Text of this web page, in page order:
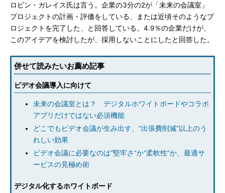
ロビン・ガレイス氏は言う。企業の3分の2が「未来の会議室」
プロジェクトの計画・評価をしている、または近頃そのようなプ
ロジェクトを完了した、と回答している。4.9％の企業だけが、
このアイデアを検討したが、採用しないことにしたと回答した。
併せて読みたいお薦め記事
ビデオ会議導入に向けて
未来の会議室とは？ デジタルホワイトボードやコラボ
アプリだけではない必須機能
どこでもビデオ会議が生み出す、“出張費削減”以上のう
れしい効果
ビデオ会議に必要なのは“堅牢さ”か“柔軟性”か、最適サ
ービスの見極め術
デジタル化するホワイトボード